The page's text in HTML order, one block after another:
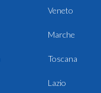
Veneto
Marche
Toscana
Lazio